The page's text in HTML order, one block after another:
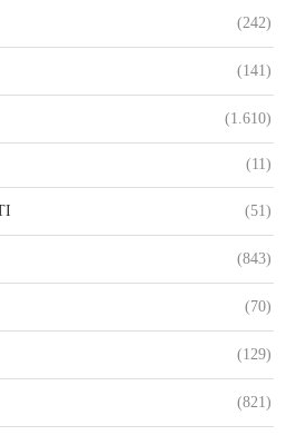
(242)
(141)
(1.610)
(11)
(51)
(843)
(70)
(129)
(821)